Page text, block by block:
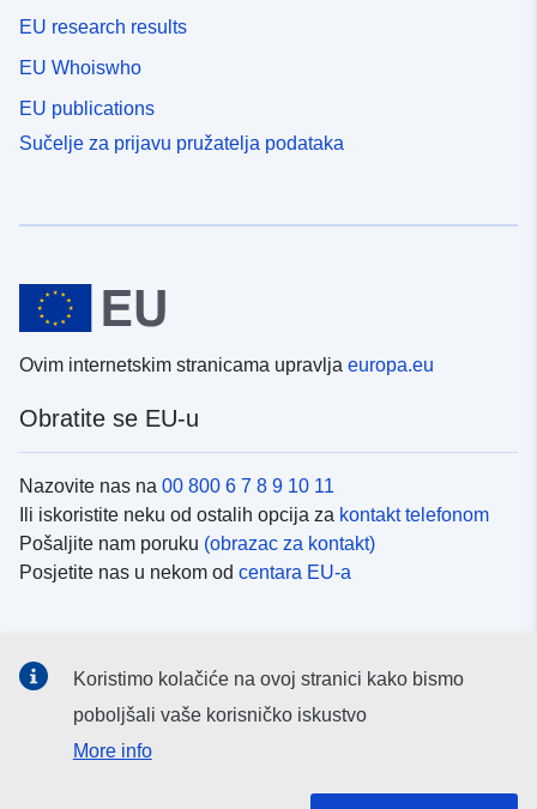
EU research results
EU Whoiswho
EU publications
Sučelje za prijavu pružatelja podataka
Ovim internetskim stranicama upravlja europa.eu
Obratite se EU-u
Nazovite nas na 00 800 6 7 8 9 10 11
Ili iskoristite neku od ostalih opcija za kontakt telefonom
Pošaljite nam poruku (obrazac za kontakt)
Posjetite nas u nekom od centara EU-a
Potražite kanale EU-a nadruštvenim mrežama
Koristimo kolačiće na ovoj stranici kako bismo
poboljšali vaše korisničko iskustvo
More info